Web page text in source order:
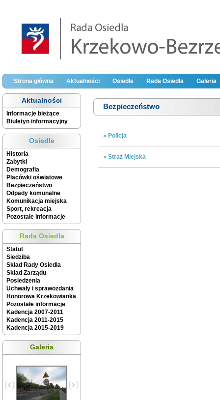
Strona główna Aktualności Osiedle Rada Osiedla Galeria
Aktualności
Informacje bieżące
Biuletyn informacyjny
Osiedle
Historia
Zabytki
Demografia
Placówki oświatowe
Bezpieczeństwo
Odpady komunalne
Komunikacja miejska
Sport, rekreacja
Pozostałe informacje
Rada Osiedla
Statut
Siedziba
Skład Rady Osiedla
Skład Zarządu
Posiedzenia
Uchwały i sprawozdania
Honorowa Krzekowianka
Pozostałe informacje
Kadencja 2007-2011
Kadencja 2011-2015
Kadencja 2015-2019
Galeria
Bezpieczeństwo
» Policja
» Straż Miejska